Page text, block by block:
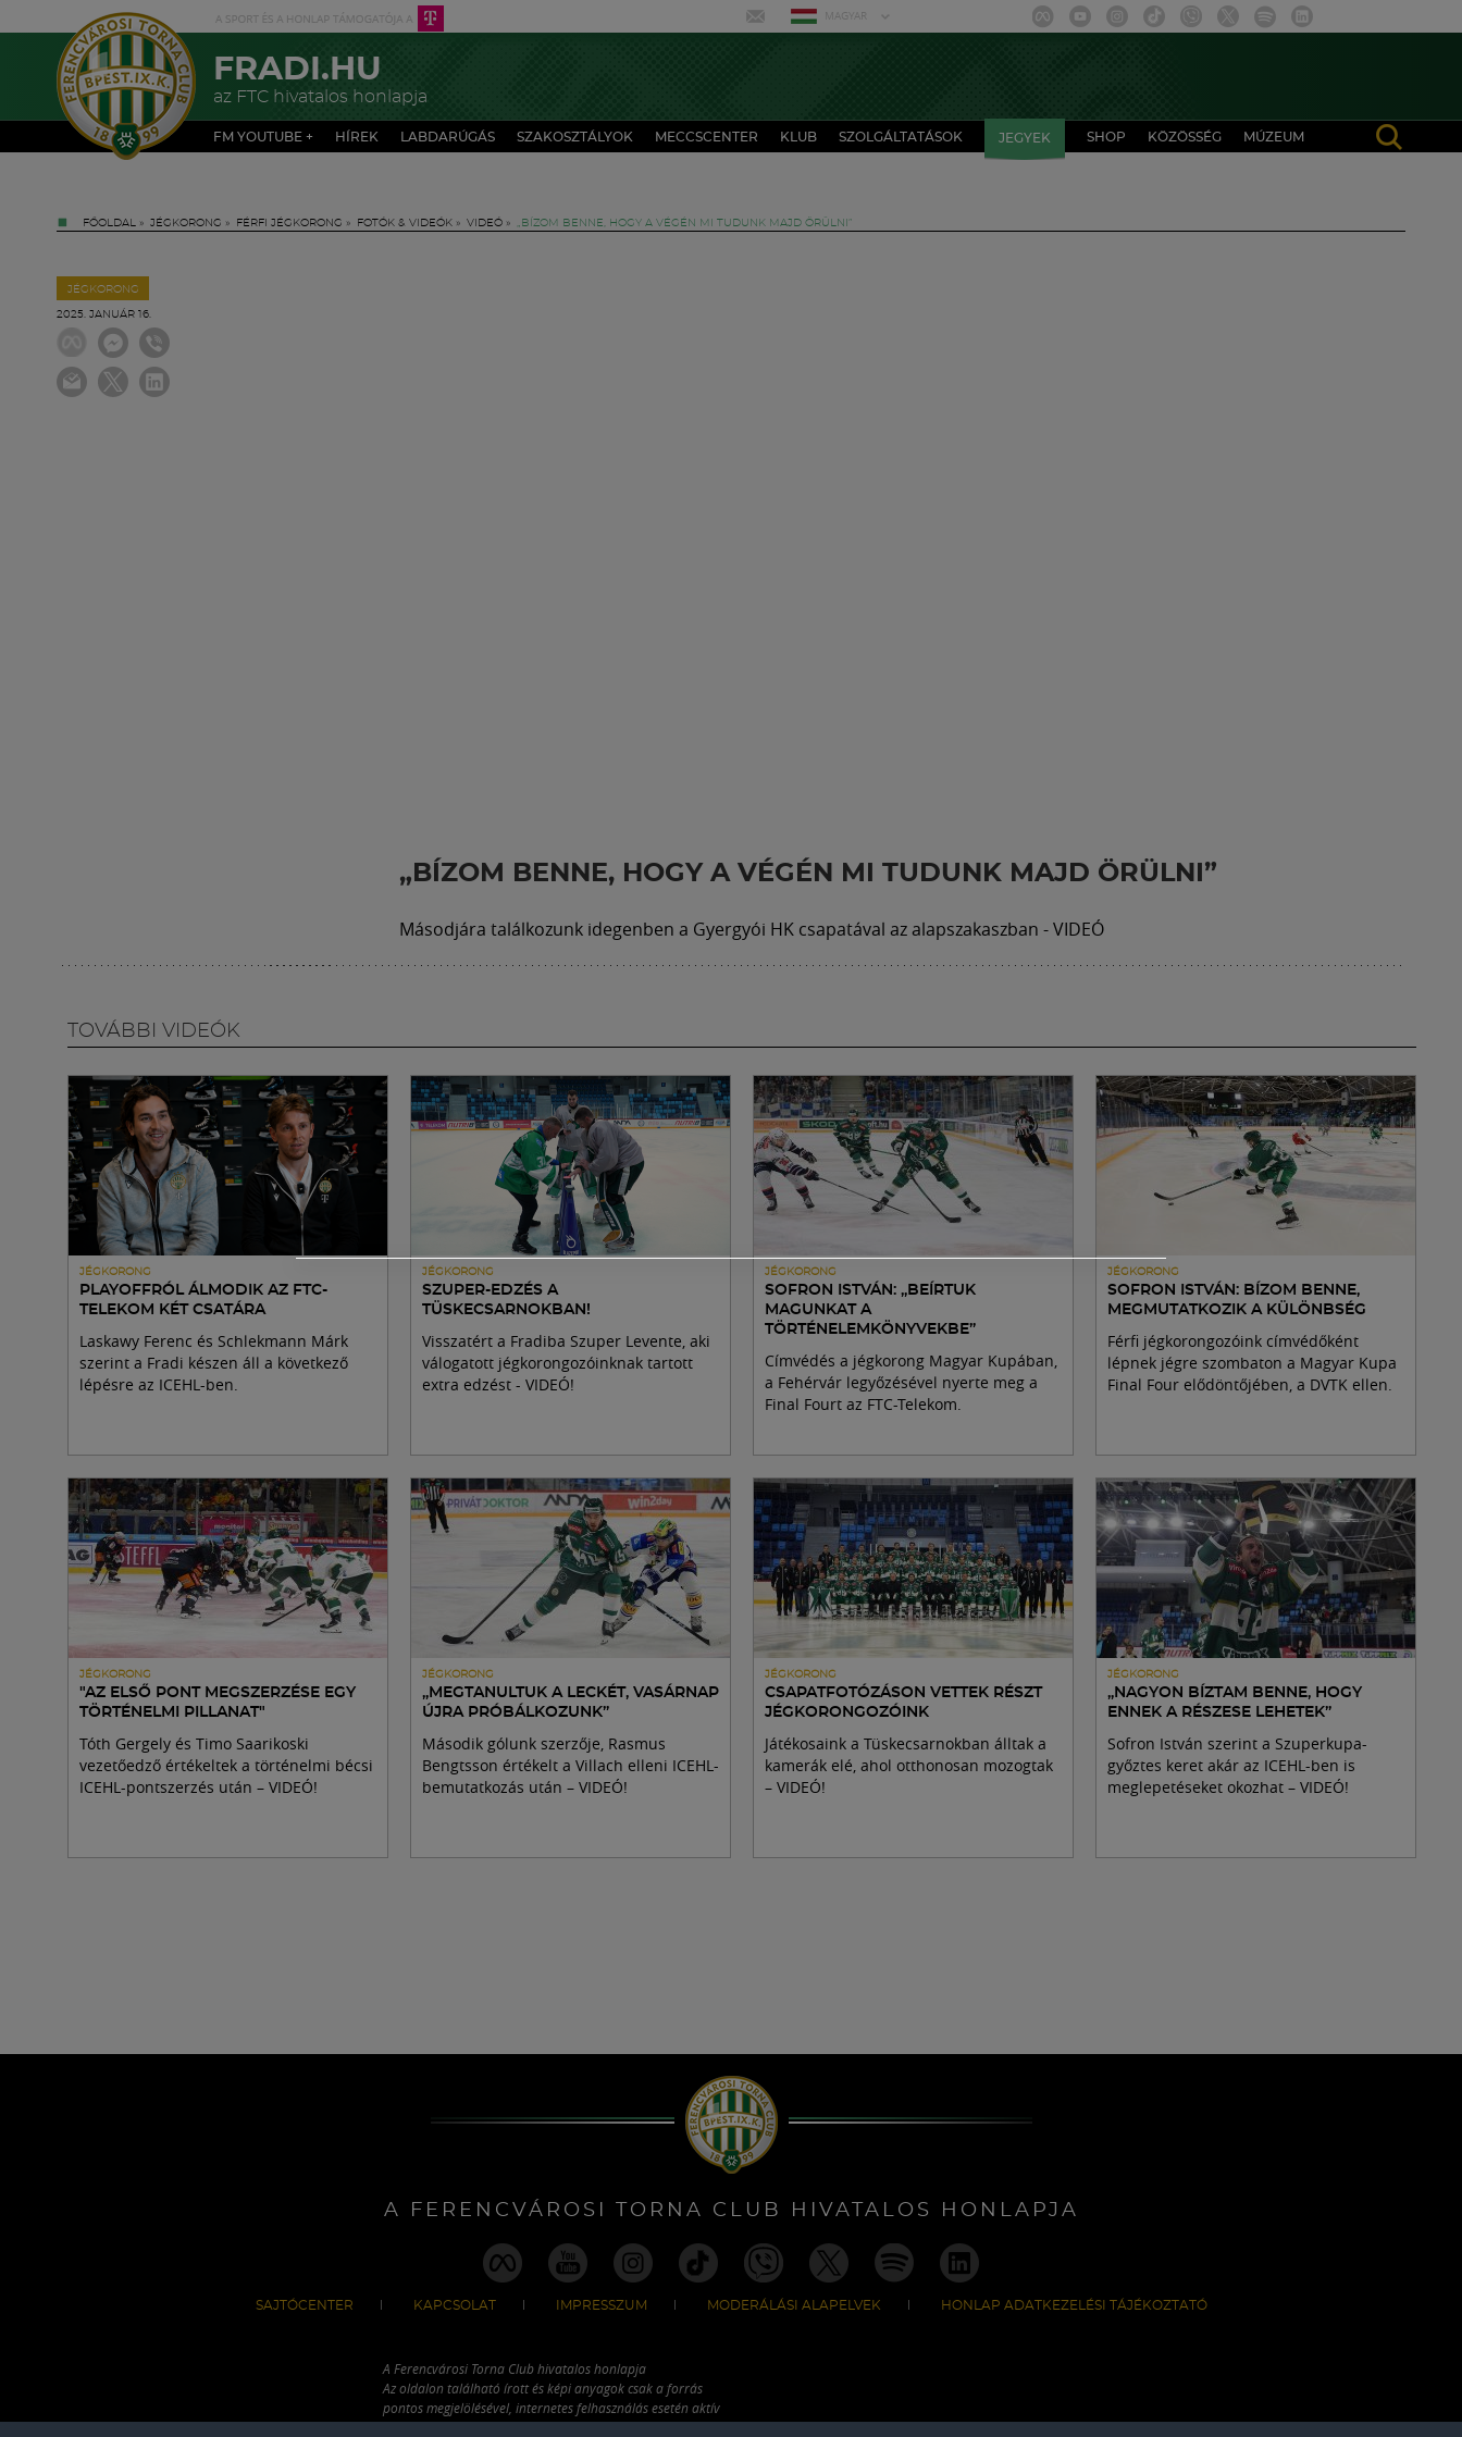
MAGYAR
FRADI.HU
az FTC hivatalos honlapja
FM YOUTUBE + HÍREK LABDARÚGÁS SZAKOSZTÁLYOK MECCSCENTER KLUB SZOLGÁLTATÁSOK JEGYEK SHOP KÖZÖSSÉG MÚZEUM
FŐOLDAL » JÉGKORONG » FÉRFI JÉGKORONG » FOTÓK & VIDEÓK » VIDEÓ » „BÍZOM BENNE, HOGY A VÉGÉN MI TUDUNK MAJD ÖRÜLNI”
JÉGKORONG
2025. JANUÁR 16.
„BÍZOM BENNE, HOGY A VÉGÉN MI TUDUNK MAJD ÖRÜLNI”
Másodjára találkozunk idegenben a Gyergyói HK csapatával az alapszakaszban - VIDEÓ
TOVÁBBI VIDEÓK
JÉGKORONG
PLAYOFFRÓL ÁLMODIK AZ FTC-
TELEKOM KÉT CSATÁRA
Laskawy Ferenc és Schlekmann Márk
szerint a Fradi készen áll a következő
lépésre az ICEHL-ben.
JÉGKORONG
SZUPER-EDZÉS A
TÜSKECSARNOKBAN!
Visszatért a Fradiba Szuper Levente, aki
válogatott jégkorongozóinknak tartott
extra edzést - VIDEÓ!
JÉGKORONG
SOFRON ISTVÁN: „BEÍRTUK
MAGUNKAT A
TÖRTÉNELEMKÖNYVEKBE”
Címvédés a jégkorong Magyar Kupában,
a Fehérvár legyőzésével nyerte meg a
Final Fourt az FTC-Telekom.
JÉGKORONG
SOFRON ISTVÁN: BÍZOM BENNE,
MEGMUTATKOZIK A KÜLÖNBSÉG
Férfi jégkorongozóink címvédőként
lépnek jégre szombaton a Magyar Kupa
Final Four elődöntőjében, a DVTK ellen.
JÉGKORONG
"AZ ELSŐ PONT MEGSZERZÉSE EGY
TÖRTÉNELMI PILLANAT"
Tóth Gergely és Timo Saarikoski
vezetőedző értékeltek a történelmi bécsi
ICEHL-pontszerzés után – VIDEÓ!
JÉGKORONG
„MEGTANULTUK A LECKÉT, VASÁRNAP
ÚJRA PRÓBÁLKOZUNK”
Második gólunk szerzője, Rasmus
Bengtsson értékelt a Villach elleni ICEHL-
bemutatkozás után – VIDEÓ!
JÉGKORONG
CSAPATFOTÓZÁSON VETTEK RÉSZT
JÉGKORONGOZÓINK
Játékosaink a Tüskecsarnokban álltak a
kamerák elé, ahol otthonosan mozogtak
– VIDEÓ!
JÉGKORONG
„NAGYON BÍZTAM BENNE, HOGY
ENNEK A RÉSZESE LEHETEK”
Sofron István szerint a Szuperkupa-
győztes keret akár az ICEHL-ben is
meglepetéseket okozhat – VIDEÓ!
A FERENCVÁROSI TORNA CLUB HIVATALOS HONLAPJA
SAJTÓCENTER KAPCSOLAT IMPRESSZUM MODERÁLÁSI ALAPELVEK HONLAP ADATKEZELÉSI TÁJÉKOZTATÓ
A Ferencvárosi Torna Club hivatalos honlapja
Az oldalon található írott és képi anyagok csak a forrás
pontos megjelölésével, internetes felhasználás esetén aktív
hivatkozással használhatóak fel.